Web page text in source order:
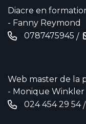
Diacre en
- Fanny Reymond
0787475945 /
Web master de la
- Monique Winkler
024 454 29 54/